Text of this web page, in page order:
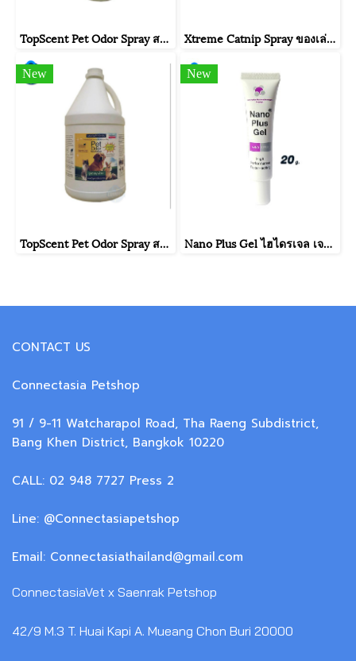
TopScent Pet Odor Spray สเปรย์ดับกลิ่นฉี่ สุนัข แมว 400 ml Xtreme Catnip Spray ของเล่นแมว ขนมแมว สเปรย์แคทนิป กัญชาแมว ใช้ฉีดบนของเล่น ผ่อนคลาย สำหรับแมว (118 มล./ขวด)
New
TopScent Pet Odor Spray สเปรย์ดับกลิ่นฉี่ สุนัข แมว 3500 ml ( 3.5 ลิตร ) ดับกลิ่นฉี่ ดับกลิ่น ฆ่าเชื้อ กรงสัตว์
New
Nano Plus Gel ไฮไดรเจล เจลใส่แผลสำหรับสัตว์เลี้ยง ช่วยลดการอักเสบและสมานแผล 20 G.
CONTACT US
Connectasia Petshop
91 / 9-11 Watcharapol Road, Tha Raeng Subdistrict,
Bang Khen District, Bangkok 10220
CALL: 02 948 7727 Press 2
Line: @Connectasiapetshop
Email: Connectasiathailand@gmail.com
ConnectasiaVet x Saenrak Petshop
42/9 M.3 T. Huai Kapi A. Mueang Chon Buri 20000